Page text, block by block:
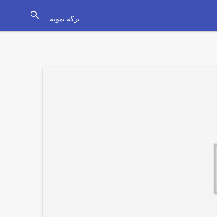
برگه نمونه search